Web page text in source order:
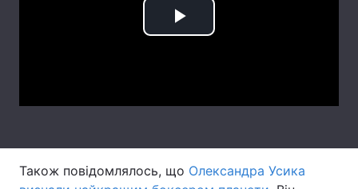
Play
Також повідомлялось, що Олександра Усика